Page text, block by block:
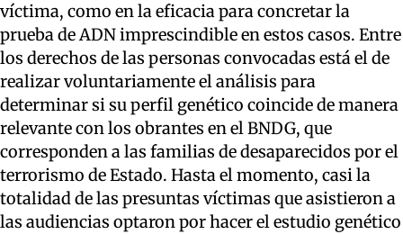
víctima, como en la eficacia para concretar la
prueba de ADN imprescindible en estos casos. Entre
los derechos de las personas convocadas está el de
realizar voluntariamente el análisis para
determinar si su perfil genético coincide de manera
relevante con los obrantes en el BNDG, que
corresponden a las familias de desaparecidos por el
terrorismo de Estado. Hasta el momento, casi la
totalidad de las presuntas víctimas que asistieron a
las audiencias optaron por hacer el estudio genético